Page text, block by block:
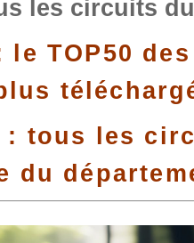
les circuits
le TOP50
: tous les
du